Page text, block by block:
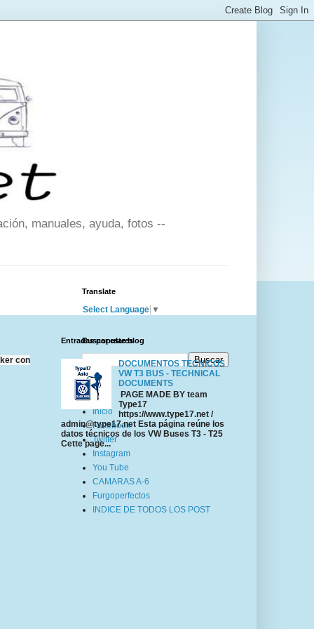
manuales, ayuda, fotos --
con
Translate
Select Language ▼
Buscar este blog
Páginas
Inicio
Facebook
Twitter
Instagram
You Tube
CAMARAS A-6
Furgoperfectos
INDICE DE TODOS LOS POST
Entradas populares
DOCUMENTOS TECNICOS
VW T3 BUS - TECHNICAL
DOCUMENTS
PAGE MADE BY team
Type17
https://www.type17.net /
admin@type17.net Esta página reúne los
datos técnicos de los VW Buses T3 - T25
Cette page...